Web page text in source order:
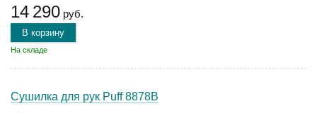
14 290 руб.
В корзину
На складе
Сушилка для рук Puff 8878B